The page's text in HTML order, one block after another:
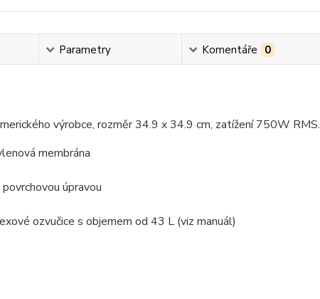
Parametry Komentáře 0
výrobce, rozměr 34.9 x 34.9 cm, zatížení 750W RMS.
membrána
úpravou
ozvučice s objemem od 43 L (viz manuál)